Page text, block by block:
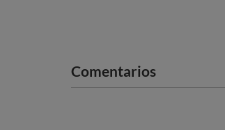
Comentarios